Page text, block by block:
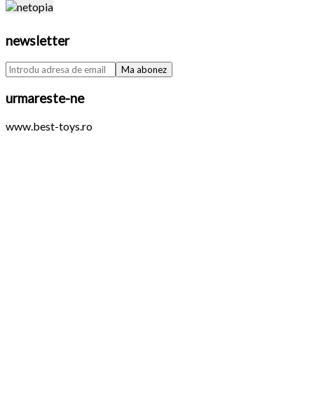
newsletter
urmareste-ne
www.best-toys.ro